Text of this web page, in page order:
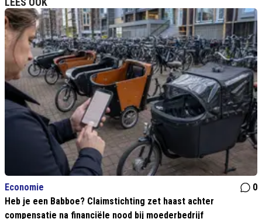
Economie
0
Heb je een Babboe? Claimstichting zet haast achter
compensatie na financiële nood bij moederbedrijf